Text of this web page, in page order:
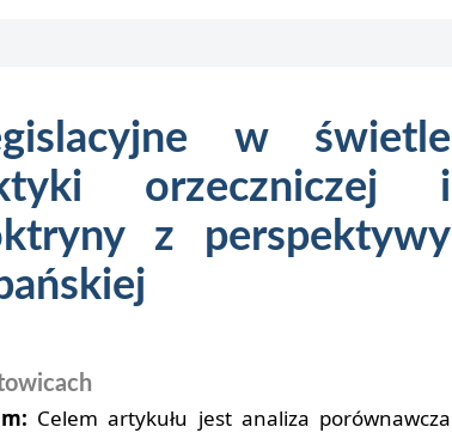
w świetle
orzeczniczej i
z perspektywy
Celem artykułu jest analiza porównawcza